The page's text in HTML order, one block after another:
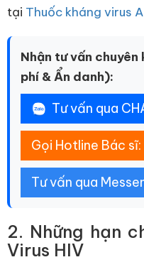
tại Thuốc kháng virus
Nhận tư vấn
phí & Ẩn danh):
Tư vấn qua
Gọi Hotline Bác
Tư vấn qua
2. Những hạn
Virus HIV